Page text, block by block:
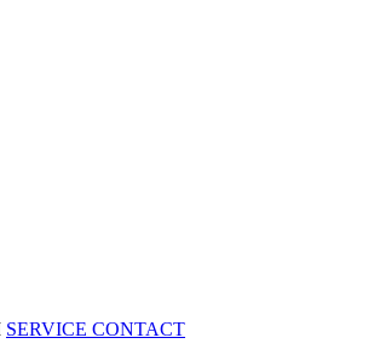
SERVICE CONTACT